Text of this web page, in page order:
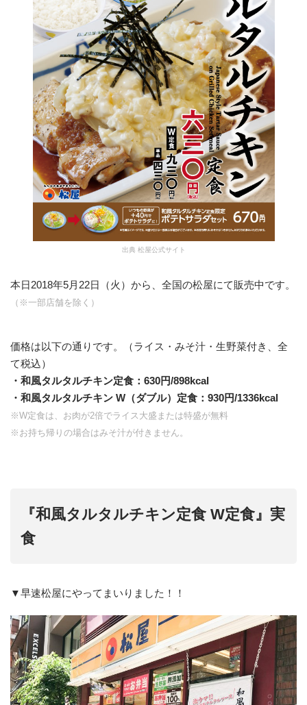
松屋公式サイト
本日2018年5月22日（火）から、全国の松屋にて販売中です。
（※一部店舗を除く）
価格は以下の通りです。（ライス・みそ汁・生野菜付き、全
て税込）
・和風タルタルチキン定食：630円/898kcal
・和風タルタルチキン W（ダブル）定食：930円/1336kcal
※W定食は、お肉が2倍でライス大盛または特盛が無料
※お持ち帰りの場合はみそ汁が付きません。
『和風タルタルチキン定食 W定食』実
食
▼早速松屋にやってまいりました！！